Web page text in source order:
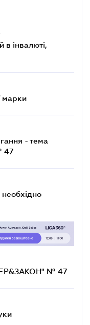
в інвалюті,
марки
- тема
47
необхідно
№ 47